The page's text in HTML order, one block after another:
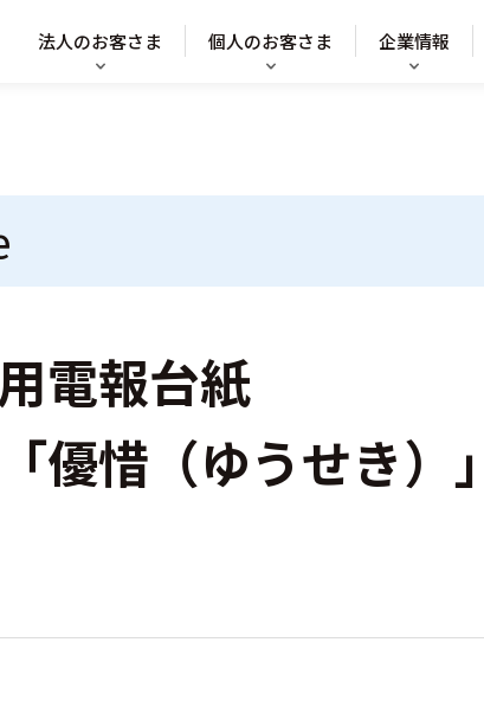
法人のお客さま 個人のお客さま 企業情報
電報台紙
優惜（ゆうせき）